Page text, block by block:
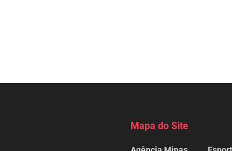
Mapa do Site